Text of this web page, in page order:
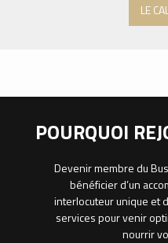
LE
POURQUOI
Devenir membre du
bénéficier d’un
interlocuteur unique et
services pour venir
nourrir